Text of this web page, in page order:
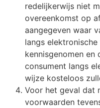
redelijkerwijs niet
overeenkomst op
aangegeven waar
langs
kennisgenomen
consument langs
wijze kosteloos
Voor het geval dat
voorwaarden